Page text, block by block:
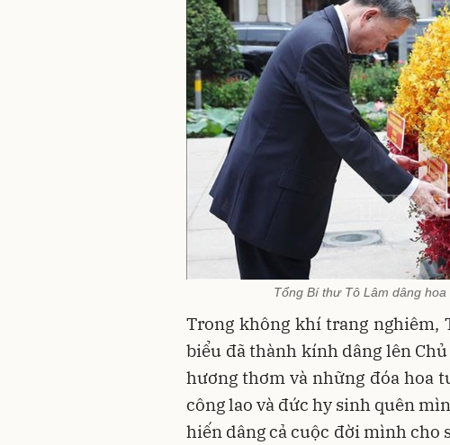
Tổng Bí thư Tô Lâm dâng
Trong không khí trang nghiêm,
biểu đã thành kính dâng lên
hương thơm và những đóa hoa
công lao và đức hy sinh quên
hiến dâng cả cuộc đời mình cho